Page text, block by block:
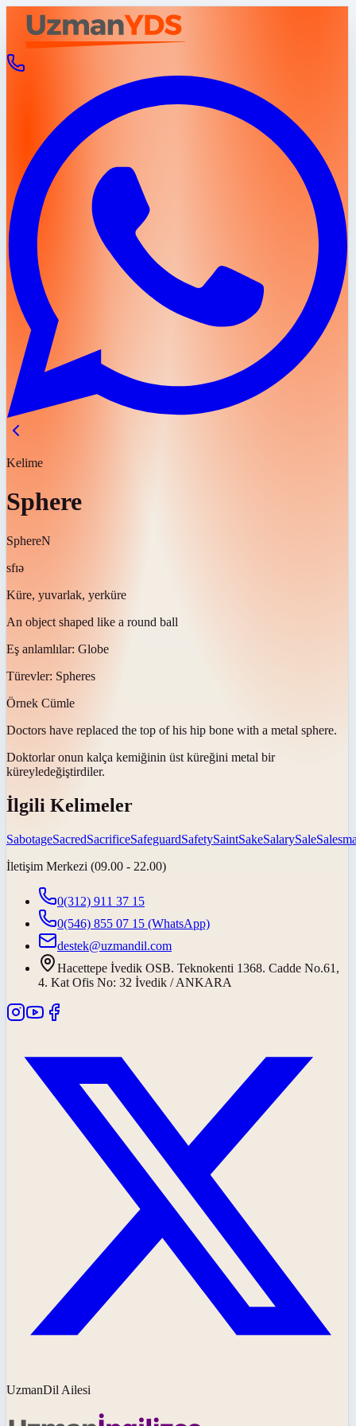
Kelime
Sphere
SphereN
sfɪə
Küre, yuvarlak, yerküre
An object shaped like a round ball
Eş anlamlılar: Globe
Türevler: Spheres
Örnek Cümle
Doctors have replaced the top of his hip bone with a metal sphere.
Doktorlar onun kalça kemiğinin üst küreğini metal bir
küreyledeğiştirdiler.
İlgili Kelimeler
SabotageSacredSacrificeSafeguardSafetySaintSakeSalarySale
İletişim Merkezi (09.00 - 22.00)
0(312) 911 37 15
0(546) 855 07 15 (WhatsApp)
destek@uzmandil.com
Hacettepe İvedik OSB. Teknokenti 1368. Cadde No.61,
4. Kat Ofis No: 32 İvedik / ANKARA
UzmanDil Ailesi